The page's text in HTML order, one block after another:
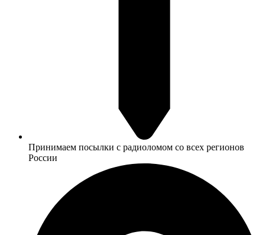
Принимаем посылки с радиоломом со всех регионов
России